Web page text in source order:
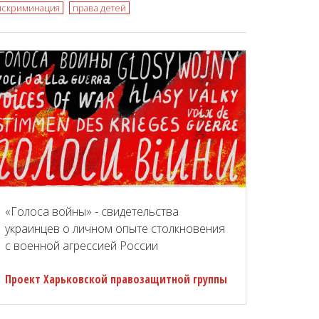
права детей
«Голоса войны» - свидетельства
украинцев о личном опыте столкновения
с военной агрессией России
Проект Харьковской правозащитной группы